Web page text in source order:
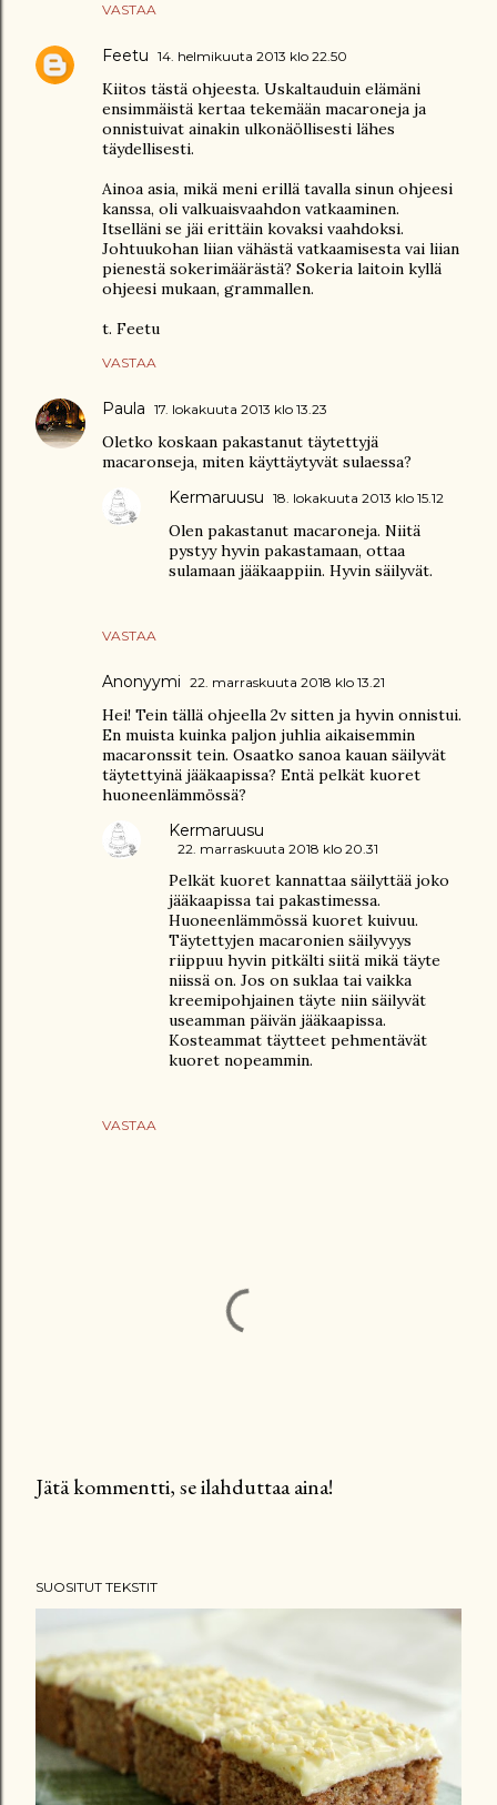
VASTAA
Feetu 14. helmikuuta 2013 klo 22.50
Kiitos tästä ohjeesta. Uskaltauduin elämäni
ensimmäistä kertaa tekemään macaroneja ja
onnistuivat ainakin ulkonäöllisesti lähes
täydellisesti.
Ainoa asia, mikä meni erillä tavalla sinun ohjeesi
kanssa, oli valkuaisvaahdon vatkaaminen.
Itselläni se jäi erittäin kovaksi vaahdoksi.
Johtuukohan liian vähästä vatkaamisesta vai liian
pienestä sokerimäärästä? Sokeria laitoin kyllä
ohjeesi mukaan, grammallen.
t. Feetu
VASTAA
Paula 17. lokakuuta 2013 klo 13.23
Oletko koskaan pakastanut täytettyjä
macaronseja, miten käyttäytyvät sulaessa?
VASTAA
Kermaruusu 18. lokakuuta 2013 klo 15.12
Olen pakastanut macaroneja. Niitä
pystyy hyvin pakastamaan, ottaa
sulamaan jääkaappiin. Hyvin säilyvät.
Anonyymi 22. marraskuuta 2018 klo 13.21
Hei! Tein tällä ohjeella 2v sitten ja hyvin onnistui.
En muista kuinka paljon juhlia aikaisemmin
macaronssit tein. Osaatko sanoa kauan säilyvät
täytettyinä jääkaapissa? Entä pelkät kuoret
huoneenlämmössä?
VASTAA
Kermaruusu
22. marraskuuta 2018 klo 20.31
Pelkät kuoret kannattaa säilyttää joko
jääkaapissa tai pakastimessa.
Huoneenlämmössä kuoret kuivuu.
Täytettyjen macaronien säilyvyys
riippuu hyvin pitkälti siitä mikä täyte
niissä on. Jos on suklaa tai vaikka
kreemipohjainen täyte niin säilyvät
useamman päivän jääkaapissa.
Kosteammat täytteet pehmentävät
kuoret nopeammin.
e
ä
k
m
m
Jätä kommentti, se ilahduttaa aina!
SUOSITUT TEKSTIT